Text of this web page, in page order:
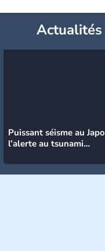
Puissant séisme au
l’alerte au tsunami